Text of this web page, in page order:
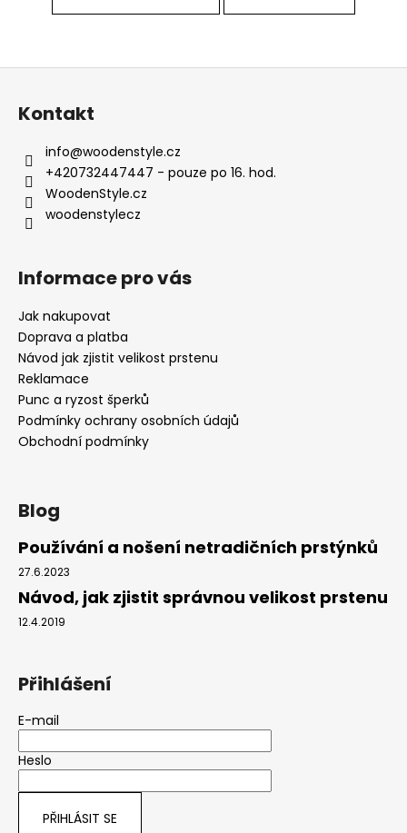
Z
Kontakt
info@woodenstyle.cz
+420732447447 - pouze po 16. hod.
WoodenStyle.cz
woodenstylecz
Informace pro vás
Jak nakupovat
Doprava a platba
Návod jak zjistit velikost prstenu
Reklamace
Punc a ryzost šperků
Podmínky ochrany osobních údajů
Obchodní podmínky
Blog
Používání a nošení netradičních prstýnků
27.6.2023
Návod, jak zjistit správnou velikost prstenu
12.4.2019
Přihlášení
E-mail
Heslo
PŘIHLÁSIT SE